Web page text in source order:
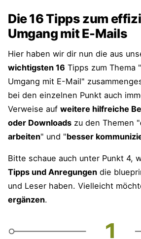
Die 16 Tipps zum
Umgang mit E-Mails
Hier haben wir dir nun die aus
wichtigsten 16 Tipps zum Thema
Umgang mit E-Mail"
bei den einzelnen Punkt auch
Verweise auf weitere hilfreiche
oder Downloads zu den Themen "
arbeiten" und "besser
Bitte schaue auch unter Punkt 4,
Tipps und Anregungen die
und Leser haben. Vielleicht
ergänzen.